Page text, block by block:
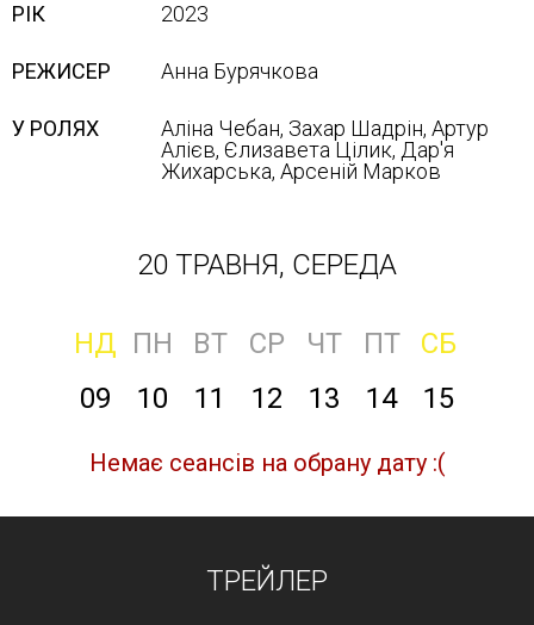
РІК 2023
РЕЖИСЕР Анна Бурячкова
У РОЛЯХ
Аліна Чебан, Захар Шадрін, Артур
Алієв, Єлизавета Цілик, Дар'я
Жихарська, Арсеній Марков
20 ТРАВНЯ, СЕРЕДА
НД ПН ВТ СР ЧТ ПТ
СБ
09
10 11 12 13 14 15
Немає сеансів на обрану дату :(
ТРЕЙЛЕР